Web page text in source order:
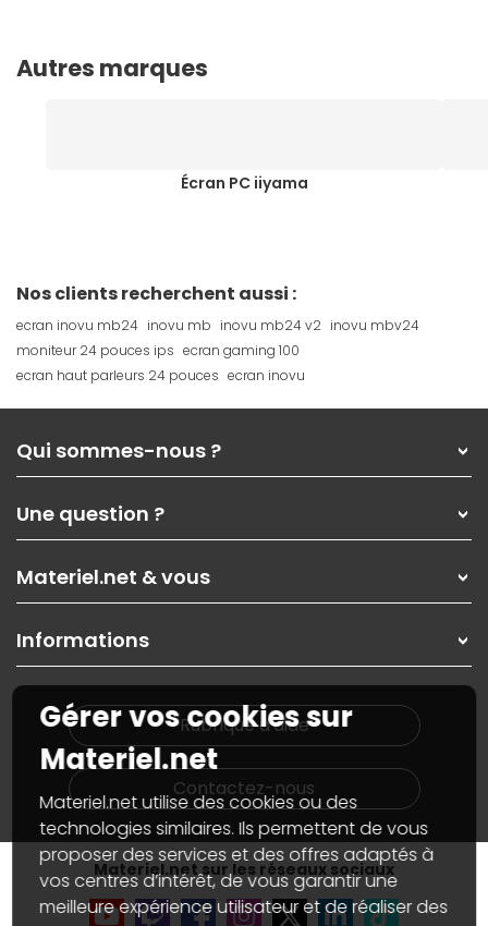
Autres marques
Écran PC iiyama
Nos clients recherchent aussi :
ecran inovu mb24 inovu mb inovu mb24 v2 inovu mbv24
moniteur 24 pouces ips ecran gaming 100
ecran haut parleurs 24 pouces ecran inovu
Qui sommes-nous ?
Nos services
Les magasins Materiel.net
Nos solutions pour les pros
Contactez-nous
Une question ?
Paiement, livraison
Garanties,Pack Zen
SAV, demander un retour
Informations
Materiel.net & vous
On rachète votre carte graphique
PC sur mesure : Votre RDV personnalisé
Notre démarche écologique
Materiel.net recrute
Notre programme d'affiliation
Partenariat & Sponsoring
Informations
Plan du site
Nos marques
Conditions générales de vente
Marketplace
Informations légales
Données personnellesetcookies
Gérer vos cookies
Accessibilité : non conforme
Rubrique d'aide
Contactez-nous
Materiel.net sur les réseaux sociaux
Gérer vos cookies sur
Materiel.net
Materiel.net utilise des cookies ou des
technologies similaires. Ils permettent de vous
proposer des services et des offres adaptés à
vos centres d’intérêt, de vous garantir une
meilleure expérience utilisateur et de réaliser des